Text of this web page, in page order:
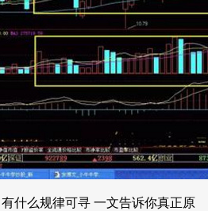
什么规律可寻 一文告诉你真正原